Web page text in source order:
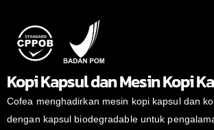
Kopi Kapsul dan Mesin Kopi
Cofea menghadirkan mesin kopi kapsul dan
dengan kapsul biodegradable untuk